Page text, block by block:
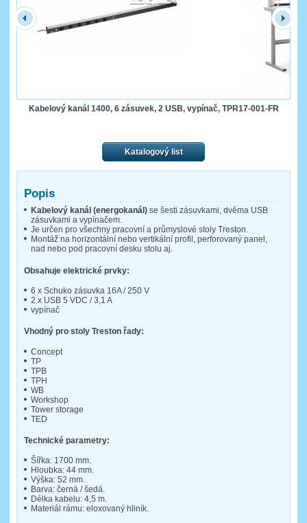
Kabelový kanál 1400, 6 zásuvek, 2 USB, vypínač, TPR17-001-FR
Katalogový list
Popis
Kabelový kanál (energokanál) se šesti zásuvkami, dvěma USB
zásuvkami a vypínačem.
Je určen pro všechny pracovní a průmyslové stoly Treston.
Montáž na horizontální nebo vertikální profil, perforovaný panel,
nad nebo pod pracovní desku stolu aj.
Obsahuje elektrické prvky:
6 x Schuko zásuvka 16A / 250 V
2 x USB 5 VDC / 3,1 A
vypínač
Vhodný pro stoly Treston řady:
Concept
TP
TPB
TPH
WB
Workshop
Tower storage
TED
Technické parametry:
Šířka: 1700 mm.
Hloubka: 44 mm.
Výška: 52 mm.
Barva: černá / šedá.
Délka kabelu: 4,5 m.
Materiál rámu: eloxovaný hliník.